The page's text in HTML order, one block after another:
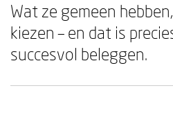
Wat ze gemeen
kiezen – en dat is
succesvol beleggen.